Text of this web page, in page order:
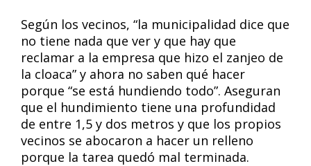
Según los vecinos, “la municipalidad dice que
no tiene nada que ver y que hay que
reclamar a la empresa que hizo el zanjeo de
la cloaca” y ahora no saben qué hacer
porque “se está hundiendo todo”. Aseguran
que el hundimiento tiene una profundidad
de entre 1,5 y dos metros y que los propios
vecinos se abocaron a hacer un relleno
porque la tarea quedó mal terminada.